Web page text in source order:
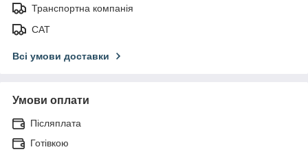
Транспортна компанія
САТ
Всі умови доставки
Умови оплати
Післяплата
Готівкою